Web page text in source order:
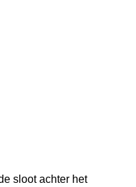
sloot achter het